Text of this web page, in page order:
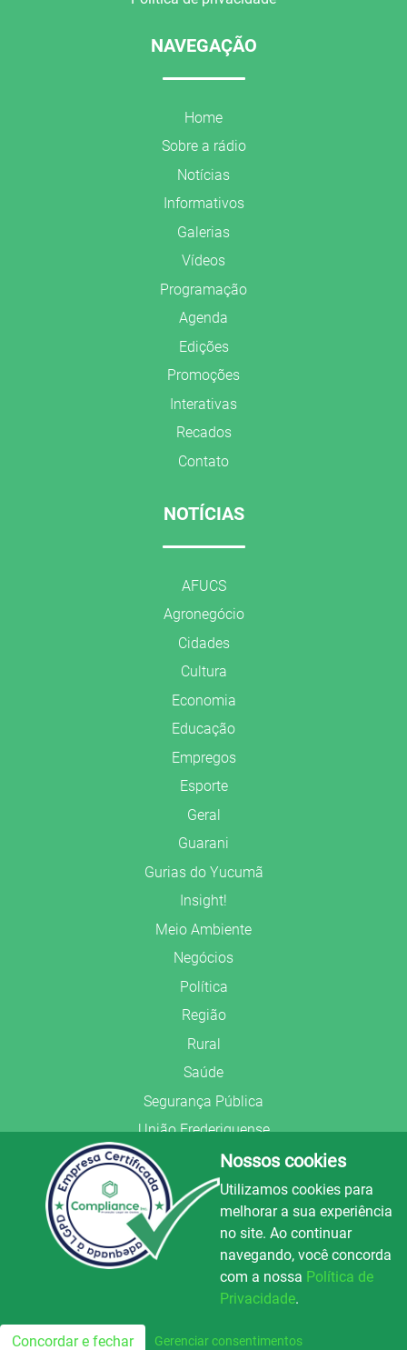
NAVEGAÇÃO
Home
Sobre a rádio
Notícias
Informativos
Galerias
Vídeos
Programação
Agenda
Edições
Promoções
Interativas
Recados
Contato
NOTÍCIAS
AFUCS
Agronegócio
Cidades
Cultura
Economia
Educação
Empregos
Esporte
Geral
Guarani
Gurias do Yucumã
Insight!
Meio Ambiente
Negócios
Política
Região
Rural
Saúde
Segurança Pública
União Frederiquense
© Copyright 2022.LA+.
Todos os direitos reservados.
Preparado no
100.3
FM
Nossos cookies
Utilizamos cookies para
melhorar a sua experiência
no site. Ao continuar
navegando, você concorda
com a nossa Política de
Privacidade.
Concordar e fechar Gerenciar consentimentos